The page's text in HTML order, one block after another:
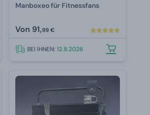
Manboxeo für Fitnessfans
Von 91,99 €
BEI IHNEN:12.8.2026